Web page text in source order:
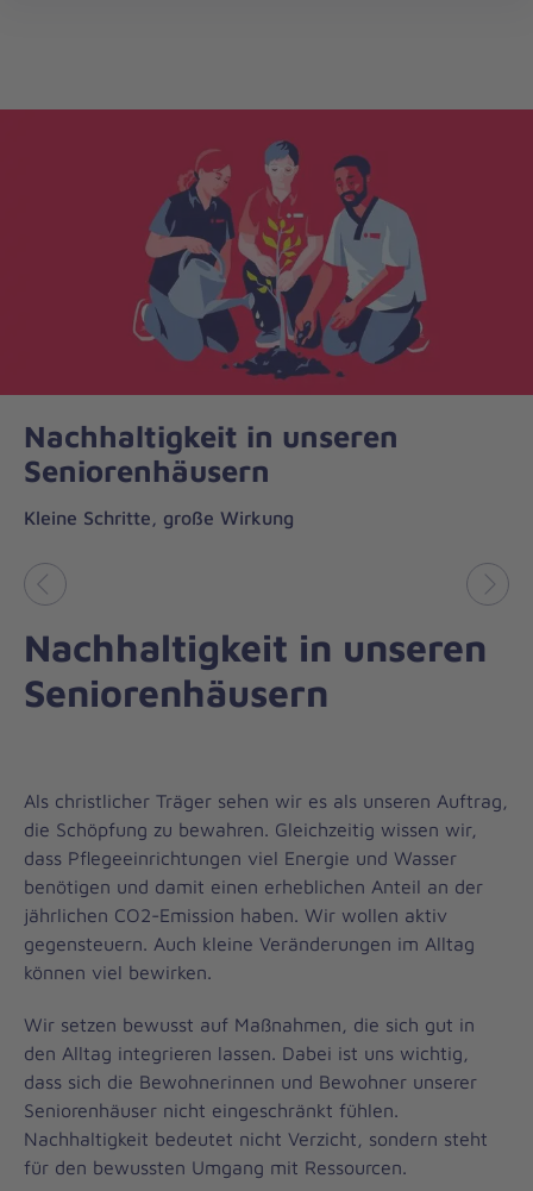
Nachhaltigkeit in unseren
Seniorenhäusern
Kleine Schritte, große Wirkung
Vorheriges
Nachhaltigkeit in unseren
Seniorenhäusern
Als christlicher Träger sehen wir es als unseren Auftrag,
die Schöpfung zu bewahren. Gleichzeitig wissen wir,
dass Pflegeeinrichtungen viel Energie und Wasser
benötigen und damit einen erheblichen Anteil an der
jährlichen CO2-Emission haben. Wir wollen aktiv
gegensteuern. Auch kleine Veränderungen im Alltag
können viel bewirken.
Wir setzen bewusst auf Maßnahmen, die sich gut in
den Alltag integrieren lassen. Dabei ist uns wichtig,
dass sich die Bewohnerinnen und Bewohner unserer
Seniorenhäuser nicht eingeschränkt fühlen.
Nachhaltigkeit bedeutet nicht Verzicht, sondern steht
für den bewussten Umgang mit Ressourcen.